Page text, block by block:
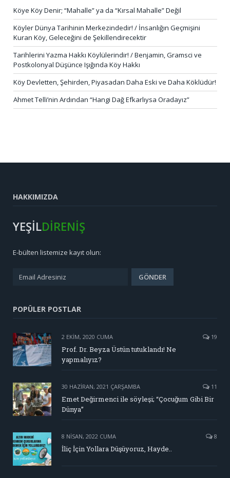
Köye Köy Denir; “Mahalle” ya da “Kırsal Mahalle” Değil
Köyler Dünya Tarihinin Merkezindedir! / İnsanlığın Geçmişini
Kuran Köy, Geleceğini de Şekillendirecektir
Tarihlerini Yazma Hakkı Köylülerindir! / Benjamin, Gramsci ve
Postkolonyal Düşünce Işığında Köy Hakkı
Köy Devletten, Şehirden, Piyasadan Daha Eski ve Daha Köklüdür!
Ahmet Telli’nin Ardından “Hangi Dağ Efkarlıysa Oradayız”
HAKKIMIZDA
YEŞİLDİRENİŞ
E-bülten listemize kayıt olun:
POPÜLER POSTLAR
2 EKIM, 2020 CUMA 19
Prof. Dr. Beyza Üstün tutuklandı! Ne
yapmalıyız?
30 HAZIRAN, 2021 ÇARŞAMBA 11
Emet Değirmenci ile söyleşi; “Çocuğum Gibi Bir
Dünya”
8 NISAN, 2022 CUMA 8
İliç İçin Yollara Düşüyoruz, Hayde..